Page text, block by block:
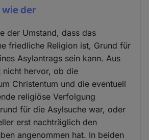
der
der Umstand, dass das
friedliche Religion ist, Grund für
Asylantrags sein kann. Aus
nicht hervor, ob die
Christentum und die eventuell
religiöse Verfolgung
für die Asylsuche war, oder
erst nachträglich den
angenommen hat. In beiden